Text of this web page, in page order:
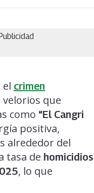
crimen
que
como “El Cangri
positiva,
alrededor del
tasa de homicidios
, lo que